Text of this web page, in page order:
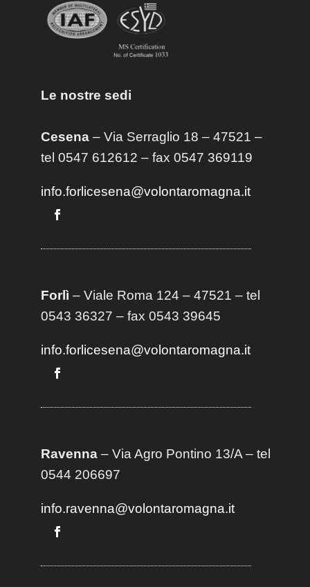
Le nostre sedi
Cesena– Via Serraglio 18 – 47521 –
tel 0547 612612 – fax 0547 369119
info.forlicesena@volontaromagna.it
Forlì – Viale Roma 124 – 47521 – tel
0543 36327 – fax 0543 39645
info.forlicesena@volontaromagna.it
Ravenna– Via Agro Pontino 13/A– tel
0544 206697
info.ravenna@volontaromagna.it